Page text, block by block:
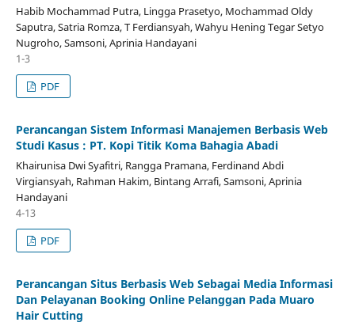
Habib Mochammad Putra, Lingga Prasetyo, Mochammad Oldy
Saputra, Satria Romza, T Ferdiansyah, Wahyu Hening Tegar Setyo
Nugroho, Samsoni, Aprinia Handayani
1-3
PDF
Perancangan Sistem Informasi Manajemen Berbasis Web
Studi Kasus : PT. Kopi Titik Koma Bahagia Abadi
Khairunisa Dwi Syafitri, Rangga Pramana, Ferdinand Abdi
Virgiansyah, Rahman Hakim, Bintang Arrafi, Samsoni, Aprinia
Handayani
4-13
PDF
Perancangan Situs Berbasis Web Sebagai Media Informasi
Dan Pelayanan Booking Online Pelanggan Pada Muaro
Hair Cutting